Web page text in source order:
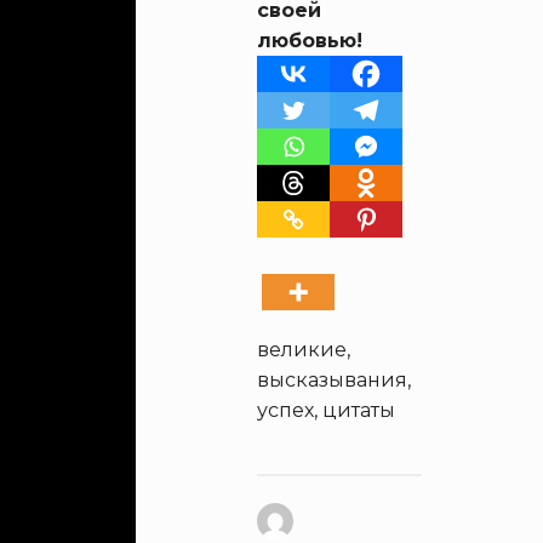
своей
любовью!
великие,
высказывания,
успех, цитаты